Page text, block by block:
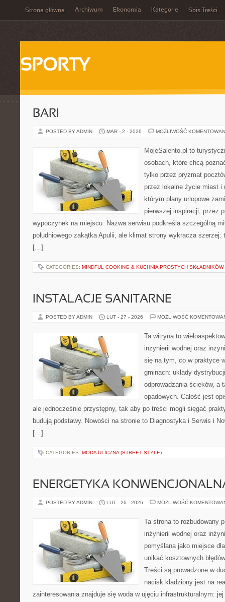
Strona główna Archiwum Ekonomia Kategorie Spis Treści
SPORTY
BARI
POSTED BY ADMIN MAR - 2 - 2026 MOŻLIWOŚĆ
MojeSalento.pl to
osobach, które chcą
tylko przez pryzmat
przez lokalne życie miast i
którym plany urlopowe
pierwszej inspiracji, przez
wypoczynek na miejscu. Nazwa serwisu podkreśla szczególną
południowego zakątka Apulii, ale klimat strony wykracza szerzej:
[…]
CATEGORIES: MINDFUL COOKING & KUCHNIA PROSTYCH SKŁADNIKÓW
INSTALACJE SANITARNE
POSTED BY ADMIN LUT - 27 - 2026 MOŻLIWOŚĆ
Ta witryna to
inżynierii wodnej oraz
się na tym, co w praktyce
gminach: układy
odprowadzania ścieków, a
opadowych. Całość jest
ale jednocześnie przystępny, tak aby po treści mogli sięgać
budują podstawy. Nowości na stronie to Diagnostyka i Serwis i
[…]
CATEGORIES: MODA ULICZNA (STREET STYLE)
ENERGETYKA
POSTED BY ADMIN LUT - 26 - 2026 MOŻLIWOŚĆ
Ta strona to rozbudowany
inżynierii wodnej oraz
pomyślana jako miejsce
unikać kosztownych
Treści są prowadzone w
nacisk kładziony jest na
zainteresowania znajduje się woda w ujęciu infrastrukturalnym: